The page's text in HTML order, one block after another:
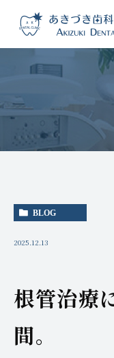
BLOG
2025.12.13
根管治療
間。